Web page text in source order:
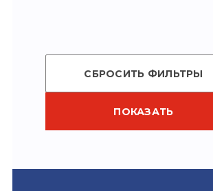
СБРОСИТЬ ФИЛЬТРЫ
ПОКАЗАТЬ